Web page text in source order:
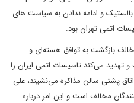
و ادامه ندادن به سیاست های
اتمی تهران بود.
بازگشت به توافق هسته‌ای و
و تهدید می‌کند تاسیسات اتمی ایران را
پشتی سالن مذاکره می‌نشیند، علی
مخالف است و این امر درباره